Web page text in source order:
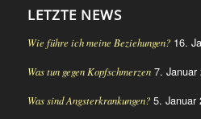
LETZTE NEWS
Wie führe ich meine Beziehungen? 16.
Was tun gegen Kopfschmerzen 7. Januar
Was sind Angsterkrankungen? 5. Januar